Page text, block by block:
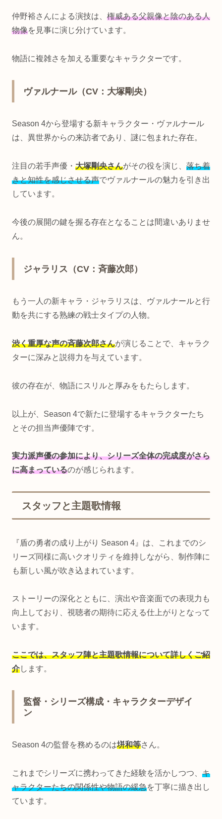
仲野裕さんによる演技は、 権威ある父親像と陰のある人
物像を見事に演じ分けています。
物語に複雑さを加える重要なキャラクターです。
ヴァルナール（CV：大塚剛央）
Season 4から登場する新キャラクター・ヴァルナール
は、異世界からの来訪者であり、謎に包まれた存在。
注目の若手声優・ 大塚剛央さんがその役を演じ、 落ち着
きと知性を感じさせる声でヴァルナールの魅力を引き出
しています。
今後の展開の鍵を握る存在となることは間違いありませ
ん。
ジャラリス（CV：斉藤次郎）
もう一人の新キャラ・ジャラリスは、ヴァルナールと行
動を共にする熟練の戦士タイプの人物。
渋く重厚な声の斉藤次郎さんが演じることで、キャラク
ターに深みと説得力を与えています。
彼の存在が、物語にスリルと厚みをもたらします。
以上が、Season 4で新たに登場するキャラクターたち
とその担当声優陣です。
実力派声優の参加により、シリーズ全体の完成度がさら
に高まっているのが感じられます。
スタッフと主題歌情報
『盾の勇者の成り上がり Season 4』は、これまでのシ
リーズ同様に高いクオリティを維持しながら、制作陣に
も新しい風が吹き込まれています。
ストーリーの深化とともに、演出や音楽面での表現力も
向上しており、視聴者の期待に応える仕上がりとなって
います。
ここでは、スタッフ陣と主題歌情報について詳しくご紹
介します。
監督・シリーズ構成・キャラクターデザイ
ン
Season 4の監督を務めるのは垪和等さん。
これまでシリーズに携わってきた経験を活かしつつ、 キ
ャラクターたちの関係性や物語の緩急を丁寧に描き出し
ています。